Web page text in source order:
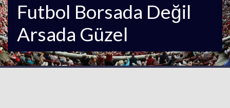
Futbol Borsada Değil
Arsada Güzel